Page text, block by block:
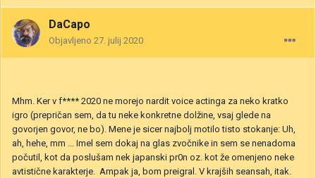
DaCapo
Objavljeno 27. julij 2020
Mhm. Ker v f**** 2020 ne morejo nardit voice actinga za neko kratko
igro (prepričan sem, da tu neke konkretne dolžine, vsaj glede na
govorjen govor, ne bo). Mene je sicer najbolj motilo tisto stokanje: Uh,
ah, hehe, mm ... Imel sem dokaj na glas zvočnike in sem se nenadoma
počutil, kot da poslušam nek japanski pr0n oz. kot že omenjeno neke
avtistične karakterje. Ampak ja, bom preigral. V krajših seansah, itak.